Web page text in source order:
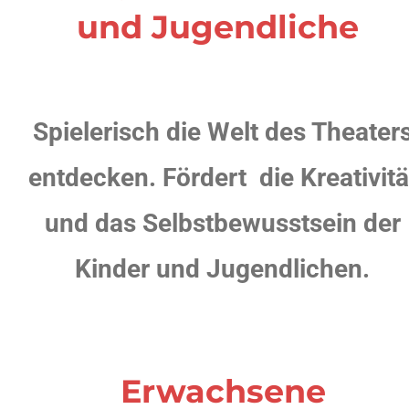
und Jugendliche
Spielerisch die Welt des
entdecken. Fördert die
und das Selbstbewusstsein der
Kinder und Jugendlichen.
Erwachsene